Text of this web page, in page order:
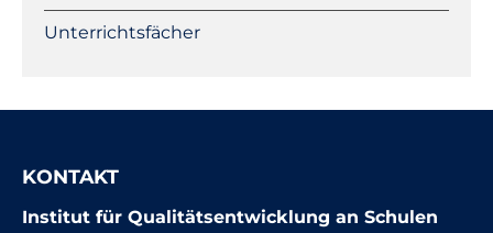
Unterrichtsfächer
KONTAKT
Institut für Qualitätsentwicklung an Schulen